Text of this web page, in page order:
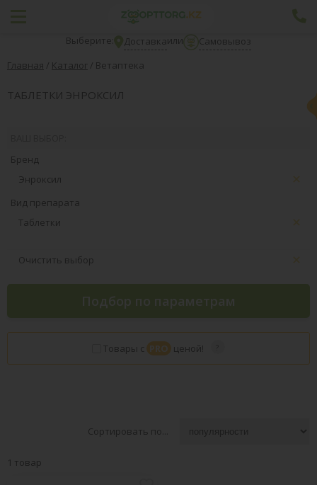
Выберите: Доставкаили
Самовывоз
Главная / Каталог / Ветаптека
ТАБЛЕТКИ ЭНРОКСИЛ
Бренд
Энроксил
Вид препарата
Таблетки
Очистить выбор
Подбор по параметрам
Товары с PRO ценой!
Сортировать по...
1 товар